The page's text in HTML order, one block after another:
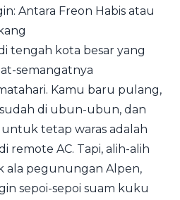
Antara Freon Habis atau
tengah kota besar yang
semangatnya
Kamu baru pulang,
di ubun-ubun, dan
tetap waras adalah
remote AC. Tapi, alih-alih
ala pegunungan Alpen,
sepoi-sepoi suam kuku